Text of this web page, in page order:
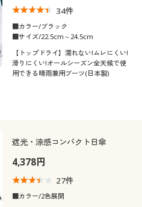
34件
■カラー/ブラック
■サイズ/22.5cm～24.5cm
【トップドライ】濡れない!ムレにくい!
滑りにくい!オールシーズン全天候で使
用できる晴雨兼用ブーツ(日本製)
遮光・涼感コンパクト日傘
4,378円
27件
■カラー/2色展開